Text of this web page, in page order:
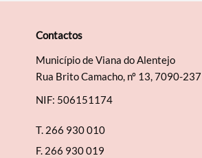
Contactos
Município de Viana do Alentejo
Rua Brito Camacho, nº 13, 7090-237
NIF: 506151174
T. 266 930 010
F. 266 930 019